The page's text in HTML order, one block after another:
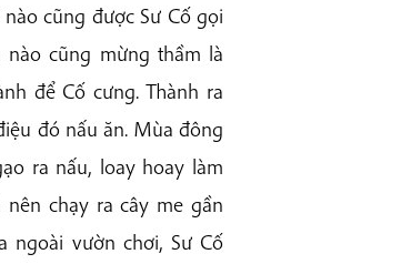
cũng được Sư Cố gọi
cũng mừng thầm là
để Cố cưng. Thành ra
đó nấu ăn. Mùa đông
ra nấu, loay hoay làm
chạy ra cây me gần
ngoài vườn chơi, Sư Cố